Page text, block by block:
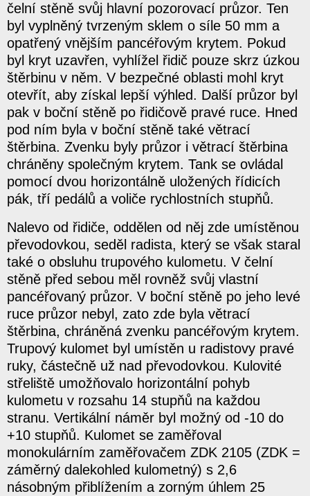
čelní stěně svůj hlavní pozorovací průzor. Ten
byl vyplněný tvrzeným sklem o síle 50 mm a
opatřený vnějším pancéřovým krytem. Pokud
byl kryt uzavřen, vyhlížel řidič pouze skrz úzkou
štěrbinu v něm. V bezpečné oblasti mohl kryt
otevřít, aby získal lepší výhled. Další průzor byl
pak v boční stěně po řidičově pravé ruce. Hned
pod ním byla v boční stěně také větrací
štěrbina. Zvenku byly průzor i větrací štěrbina
chráněny společným krytem. Tank se ovládal
pomocí dvou horizontálně uložených řídicích
pák, tří pedálů a voliče rychlostních stupňů.
Nalevo od řidiče, oddělen od něj zde umístěnou
převodovkou, seděl radista, který se však staral
také o obsluhu trupového kulometu. V čelní
stěně před sebou měl rovněž svůj vlastní
pancéřovaný průzor. V boční stěně po jeho levé
ruce průzor nebyl, zato zde byla větrací
štěrbina, chráněná zvenku pancéřovým krytem.
Trupový kulomet byl umístěn u radistovy pravé
ruky, částečně už nad převodovkou. Kulovité
střeliště umožňovalo horizontální pohyb
kulometu v rozsahu 14 stupňů na každou
stranu. Vertikální náměr byl možný od -10 do
+10 stupňů. Kulomet se zaměřoval
monokulárním zaměřovačem ZDK 2105 (ZDK =
záměrný dalekohled kulometný) s 2,6
násobným přiblížením a zorným úhlem 25